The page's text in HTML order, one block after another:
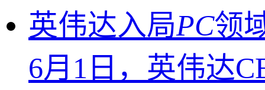
英伟达入局PC领
6月1日，英伟达